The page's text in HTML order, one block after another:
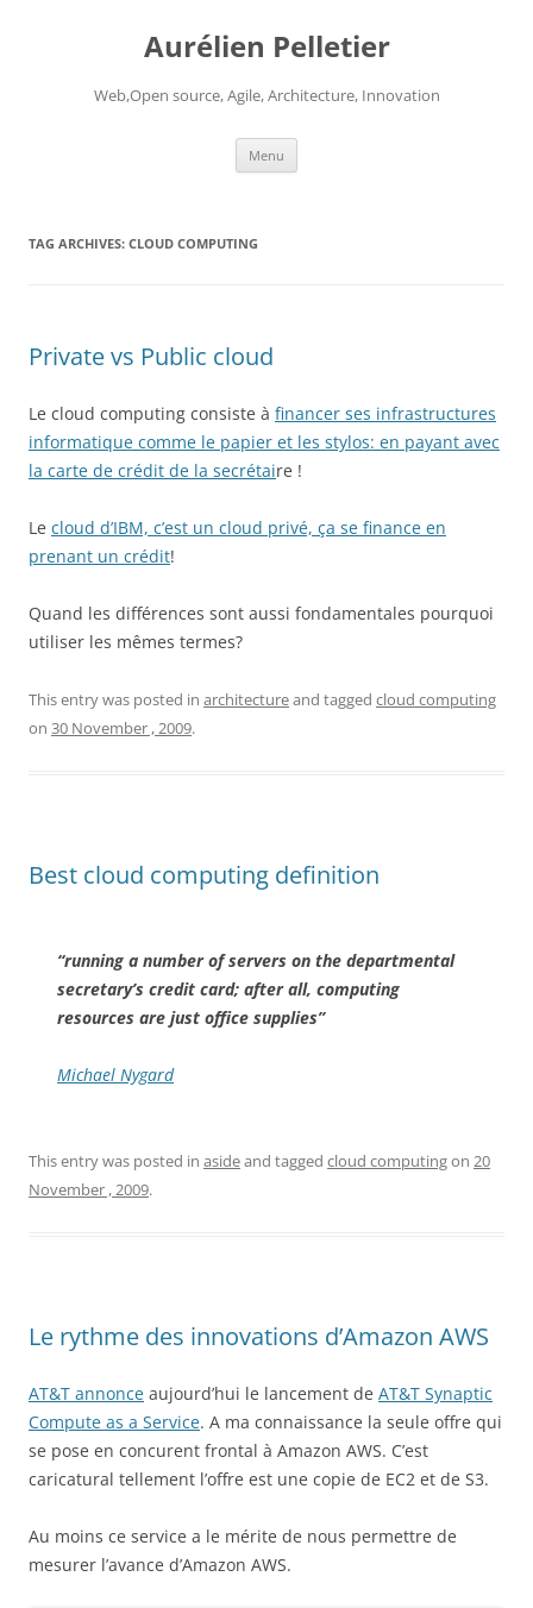
Aurélien Pelletier
Web,Open source, Agile, Architecture, Innovation
Menu
TAG ARCHIVES: CLOUD COMPUTING
Private vs Public cloud
Le cloud computing consiste à financer ses infrastructures
informatique comme le papier et les stylos: en payant avec
la carte de crédit de la secrétaire !
Le cloud d’IBM, c’est un cloud privé, ça se finance en
prenant un crédit!
Quand les différences sont aussi fondamentales pourquoi
utiliser les mêmes termes?
This entry was posted in architectureand tagged cloud computing
on 30 November , 2009.
Best cloud computing definition
“running a number of servers on the departmental
secretary’s credit card; after all, computing
resources are just office supplies”
Michael Nygard
This entry was posted in asideand tagged cloud computingon 20
November , 2009.
Le rythme des innovations d’Amazon AWS
AT&T annonce aujourd’hui le lancement de AT&T Synaptic
Compute as a Service. A ma connaissance la seule offre qui
se pose en concurent frontal à Amazon AWS. C’est
caricatural tellement l’offre est une copie de EC2 et de S3.
Au moins ce service a le mérite de nous permettre de
mesurer l’avance d’Amazon AWS.